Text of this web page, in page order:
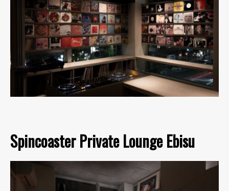
Spincoaster Private Lounge Ebisu